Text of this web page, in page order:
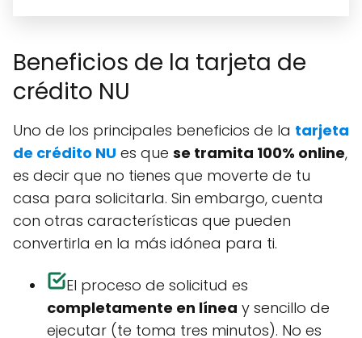
Beneficios de la tarjeta de
crédito NU
Uno de los principales beneficios de la tarjeta
de crédito NU es que se tramita 100% online,
es decir que no tienes que moverte de tu
casa para solicitarla. Sin embargo, cuenta
con otras características que pueden
convertirla en la más idónea para ti.
El proceso de solicitud es
completamente en línea y sencillo de
ejecutar (te toma tres minutos). No es